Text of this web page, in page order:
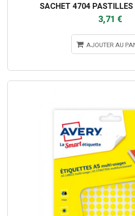
SACHET 4704
3,71 €
AJOUTER AU